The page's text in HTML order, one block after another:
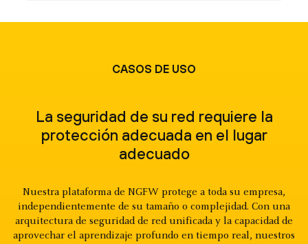
CASOS DE USO
La seguridad de su red requiere la
protección adecuada en el lugar
adecuado
Nuestra plataforma de NGFW protege a toda su empresa,
independientemente de su tamaño o complejidad. Con una
arquitectura de seguridad de red unificada y la capacidad de
aprovechar el aprendizaje profundo en tiempo real, nuestros